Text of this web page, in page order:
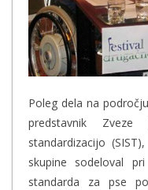
Poleg dela na
predstavnik
standardizacijo
skupine sodeloval
standarda za pse